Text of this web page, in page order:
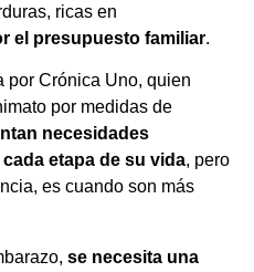
ricas en
el presupuesto familiar.
por Crónica Uno, quien
por medidas de
necesidades
etapa de su vida, pero
es cuando son más
se necesita una